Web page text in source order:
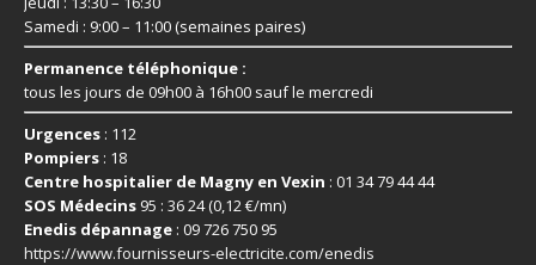
Samedi : 9:00 – 11:00 (semaines paires)
Permanence téléphonique :
tous les jours de 09h00 à 16h00 sauf le mercredi
Urgences : 112
Pompiers : 18
Centre hospitalier de Magny en Vexin : 01 34 79 44 44
SOS Médecins 95 : 36 24 (0,12 €/mn)
Enedis dépannage : 09 726 750 95
https://www.fournisseurs-electricite.com/enedis